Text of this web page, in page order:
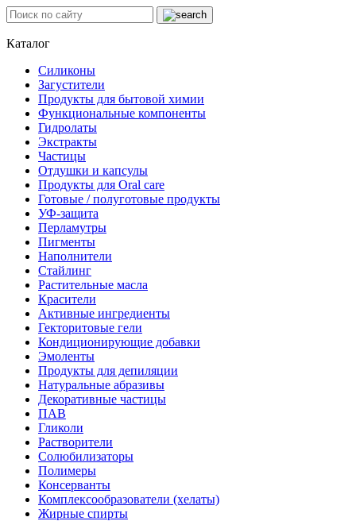
Каталог
Силиконы
Загустители
Продукты для бытовой химии
Функциональные компоненты
Гидролаты
Экстракты
Частицы
Отдушки и капсулы
Продукты для Oral care
Готовые / полуготовые продукты
УФ-защита
Перламутры
Пигменты
Наполнители
Стайлинг
Растительные масла
Красители
Активные ингредиенты
Гекторитовые гели
Кондиционирующие добавки
Эмоленты
Продукты для депиляции
Натуральные абразивы
Декоративные частицы
ПАВ
Гликоли
Растворители
Солюбилизаторы
Полимеры
Консерванты
Комплексообразователи (хелаты)
Жирные спирты